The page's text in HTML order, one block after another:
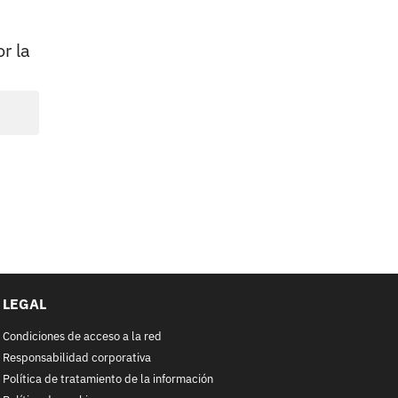
la
LEGAL
Condiciones de acceso a la red
Responsabilidad corporativa
Política de tratamiento de la información